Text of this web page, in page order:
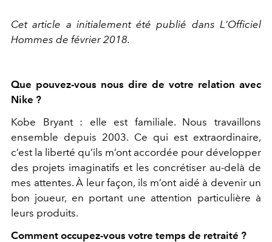
Cet article a initialement été publié dans L'Officiel
Hommes de février 2018.
Que pouvez-vous nous dire de votre relation avec
Nike ?
Kobe Bryant : elle est familiale. Nous travaillons
ensemble depuis 2003. Ce qui est extraordinaire,
c’est la liberté qu’ils m’ont accordée pour développer
des projets imaginatifs et les concrétiser au-delà de
mes attentes. À leur façon, ils m’ont aidé à devenir un
bon joueur, en portant une attention particulière à
leurs produits.
Comment occupez-vous votre temps de retraité ?